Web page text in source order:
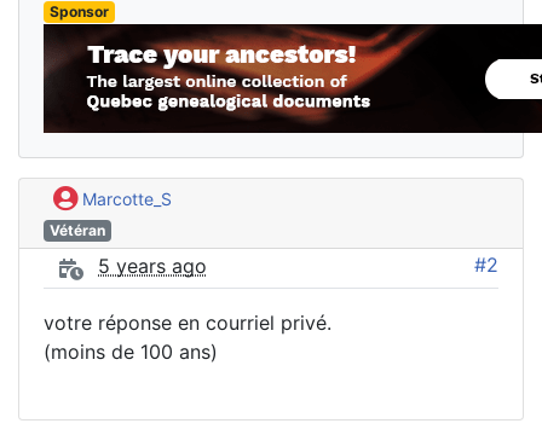
Sponsor
Marcotte_S
Vétéran
5 years ago #2
votre réponse en courriel privé.
(moins de 100 ans)